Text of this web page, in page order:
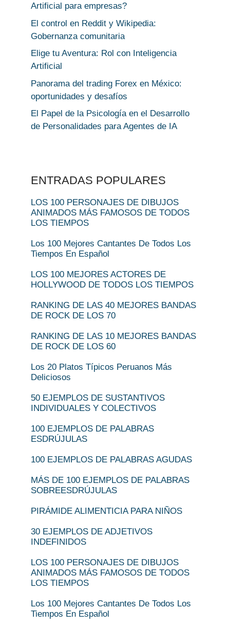
Artificial para empresas?
El control en Reddit y Wikipedia:
Gobernanza comunitaria
Elige tu Aventura: Rol con Inteligencia
Artificial
Panorama del trading Forex en México:
oportunidades y desafíos
El Papel de la Psicología en el Desarrollo
de Personalidades para Agentes de IA
ENTRADAS POPULARES
LOS 100 PERSONAJES DE DIBUJOS
ANIMADOS MÁS FAMOSOS DE TODOS
LOS TIEMPOS
Los 100 Mejores Cantantes De Todos Los
Tiempos En Español
LOS 100 MEJORES ACTORES DE
HOLLYWOOD DE TODOS LOS TIEMPOS
RANKING DE LAS 40 MEJORES BANDAS
DE ROCK DE LOS 70
RANKING DE LAS 10 MEJORES BANDAS
DE ROCK DE LOS 60
Los 20 Platos Típicos Peruanos Más
Deliciosos
50 EJEMPLOS DE SUSTANTIVOS
INDIVIDUALES Y COLECTIVOS
100 EJEMPLOS DE PALABRAS
ESDRÚJULAS
100 EJEMPLOS DE PALABRAS AGUDAS
MÁS DE 100 EJEMPLOS DE PALABRAS
SOBREESDRÚJULAS
PIRÁMIDE ALIMENTICIA PARA NIÑOS
30 EJEMPLOS DE ADJETIVOS
INDEFINIDOS
LOS 100 PERSONAJES DE DIBUJOS
ANIMADOS MÁS FAMOSOS DE TODOS
LOS TIEMPOS
Los 100 Mejores Cantantes De Todos Los
Tiempos En Español